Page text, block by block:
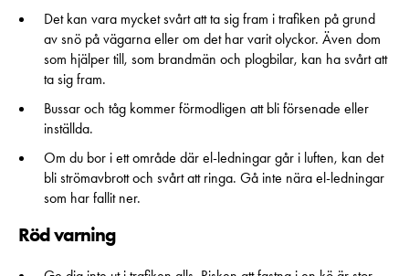
Det kan vara mycket svårt att ta sig fram i trafiken på grund
av snö på vägarna eller om det har varit olyckor. Även dom
som hjälper till, som brandmän och plogbilar, kan ha svårt att
ta sig fram.
Bussar och tåg kommer förmodligen att bli försenade eller
inställda.
Om du bor i ett område där el-ledningar går i luften, kan det
bli strömavbrott och svårt att ringa. Gå inte nära el-ledningar
som har fallit ner.
Röd varning